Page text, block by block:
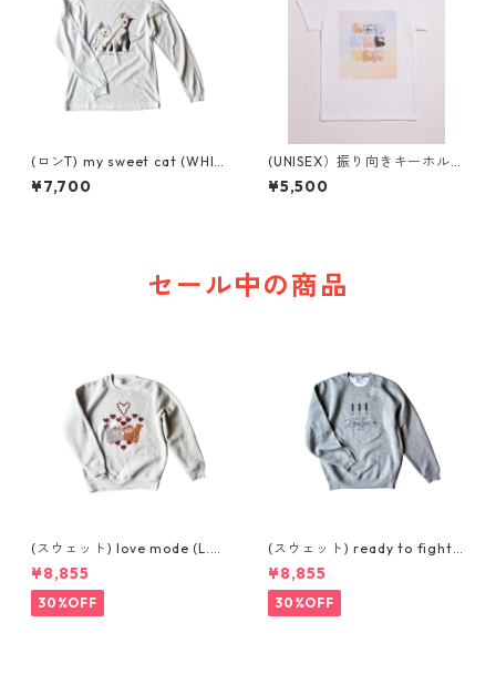
(ロンT) my sweet cat (WHIT
E)
¥7,700
(UNISEX）振り向きキーホルダ
ーTシャツ
¥5,500
セール中の商品
(スウェット) love mode (L.G
REY)
¥8,855
30%OFF
(スウェット) ready to fight
(GREY)
¥8,855
30%OFF